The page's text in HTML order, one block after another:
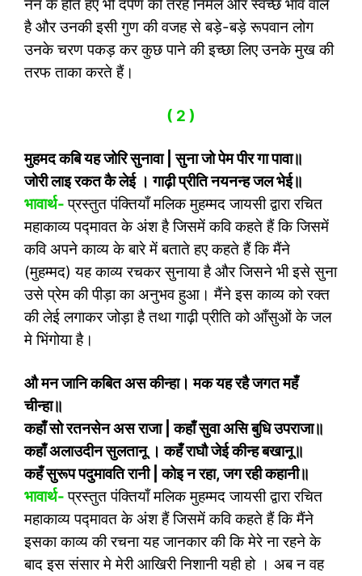
नैन के होते हए भी दर्पण की तरह निर्मल और स्वच्छ भाव वाले
है और उनकी इसी गुण की वजह से बड़े-बड़े रूपवान लोग
उनके चरण पकड़ कर कुछ पाने की इच्छा लिए उनके मुख की
तरफ ताका करते हैं।
( 2 )
मुहमद कबि यह जोरि सुनावा |सुना जो पेम पीर गा पावा॥
जोरी लाइ रकत कै लेई । गाढ़ी प्रीति नयनन्ह जल भेई॥
भावार्थ-प्रस्तुत पंक्तियाँ मलिक मुहम्मद जायसी द्वारा रचित
महाकाव्य पद्मावत के अंश है जिसमें कवि कहते हैं कि जिसमें
कवि अपने काव्य के बारे में बताते हए कहते हैं कि मैंने
(मुहम्मद) यह काव्य रचकर सुनाया है और जिसने भी इसे सुना
उसे प्रेम की पीड़ा का अनुभव हुआ। मैंने इस काव्य को रक्त
की लेई लगाकर जोड़ा है तथा गाढ़ी प्रीति को आँसुओं के जल
मे भिंगोया है।
औ मन जानि कबित अस कीन्हा। मक यह रहै जगत महँ
चीन्हा॥
कहाँ सो रतनसेन अस राजा|कहाँ सुवा असि बुधि उपराजा॥
कहाँ अलाउदीन सुलतानू । कहँ राघौ जेई कीन्ह बखानू॥
कहँ सुरूप पदुमावति रानी |कोइ न रहा,जग रही कहानी॥
भावार्थ-प्रस्तुत पंक्तियाँ मलिक मुहम्मद जायसी द्वारा रचित
महाकाव्य पद्मावत के अंश हैं जिसमें कवि कहते हैं कि मैंने
इसका काव्य की रचना यह जानकार की कि मेरे ना रहने के
बाद इस संसार मे मेरी आखिरी निशानी यही हो । अब न वह